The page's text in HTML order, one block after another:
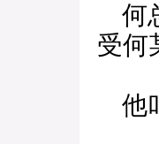
何
受何
他